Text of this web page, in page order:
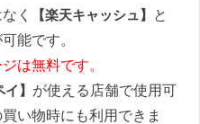
く
【楽天キャッシュ】
と
能です。
は無料です。
イ】 が使える店舗で使用可
い物時にも利用できま